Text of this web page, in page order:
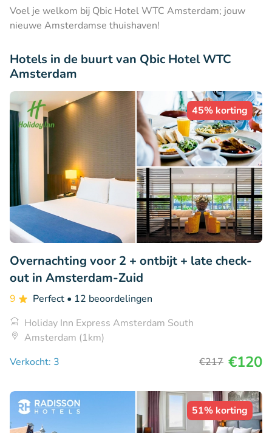
Voel je welkom bij Qbic Hotel WTC Amsterdam; jouw
nieuwe Amsterdamse thuishaven!
Hotels in de buurt van Qbic Hotel WTC
Amsterdam
45% korting
Overnachting voor 2 + ontbijt + late check-
out in Amsterdam-Zuid
9 Perfect • 12 beoordelingen
Holiday Inn Express Amsterdam South
Amsterdam (1km)
Verkocht: 3
€217 €120
51% korting